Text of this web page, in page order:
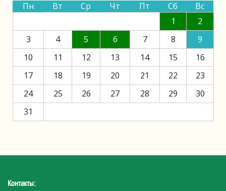
Пн Вт Ср Чт Пт Сб
Вс
1
2
3
4 5 6 7 8
9
10
11 12 13 14 15
16
17
18 19 20 21 22
23
24
25 26 27 28 29
30
31
Контакты: